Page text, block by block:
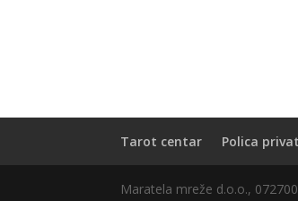
Tarot centar Polica
Maratela mreže d.o.o.,